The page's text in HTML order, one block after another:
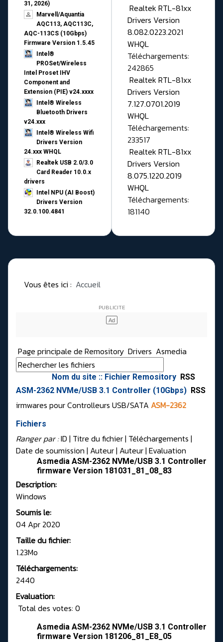
31, 2026)
Marvell/Aquantia
AQC113, AQC113C,
AQC-113CS (10Gbps)
Firmware Version 1.5.45
Intel®
PROSet/Wireless
Intel Proset IHV
Component and
Extension (PIE) v24.xxxx
Intel® Wireless
Bluetooth Drivers
v24.xxx
Intel® Wireless Wifi
Drivers Version
24.xxx WHQL
Realtek USB 2.0/3.0
Card Reader 10.0.x
drivers
Intel NPU (AI Boost)
Drivers Version
32.0.100.4841
Realtek RTL-81xx
Drivers Version
8.082.0223.2021
WHQL
Téléchargements:
242865
Realtek RTL-81xx
Drivers Version
7.127.0701.2019
WHQL
Téléchargements:
233517
Realtek RTL-81xx
Drivers Version
8.075.1220.2019
WHQL
Téléchargements:
181140
Vous êtes ici : Accueil
Page principale de Remository Drivers Asmedia
Nom du site :: Fichier Remository RSS
ASM-2362 NVMe/USB 3.1 Controller (10Gbps) RSS
irmwares pour Controlleurs USB/SATA ASM-2362
Fichiers
Ranger par :ID | Titre du fichier | Téléchargements |
Date de soumission | Auteur| Auteur| Evaluation
Asmedia ASM-2362 NVMe/USB 3.1 Controller
firmware Version 181031_81_08_83
Description:
Windows
Soumis le:
04 Apr 2020
Taille du fichier:
1.23Mo
Téléchargements:
2440
Evaluation:
Total des votes: 0
Asmedia ASM-2362 NVMe/USB 3.1 Controller
firmware Version 181206_81_E8_05